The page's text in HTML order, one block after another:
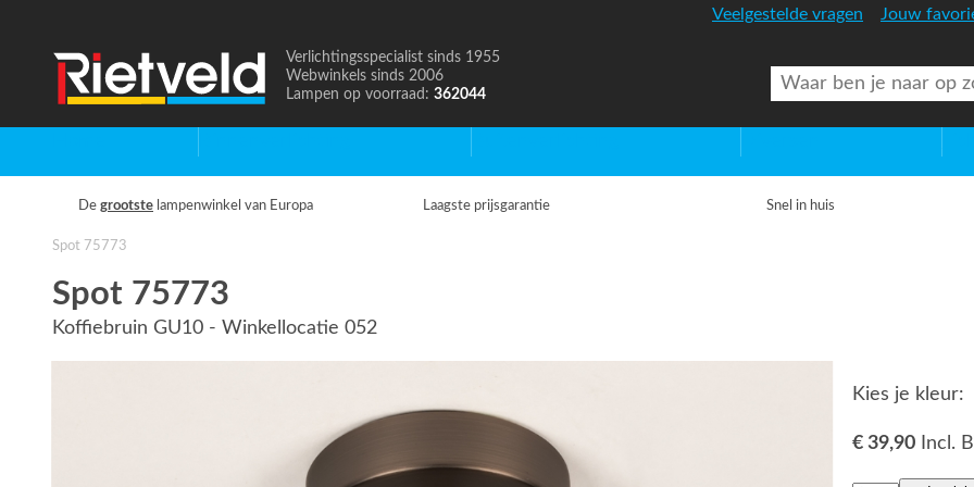
Veelgestelde vragen Jouw
Naar
de
Verlichtingsspecialist sinds 1955
Webwinkels sinds 2006
Lampen op voorraad: 362044
De grootste lampenwinkel van Europa Laagste prijsgarantie Snel in huis
Spot 75773
Spot 75773
Koffiebruin GU10 - Winkellocatie 052
Kies je kleur:
€ 39,90 Incl.